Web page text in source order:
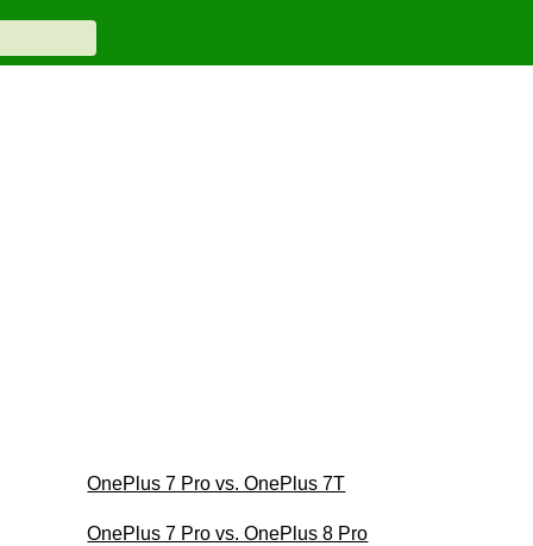
OnePlus 7 Pro vs. OnePlus 7T
OnePlus 7 Pro vs. OnePlus 8 Pro